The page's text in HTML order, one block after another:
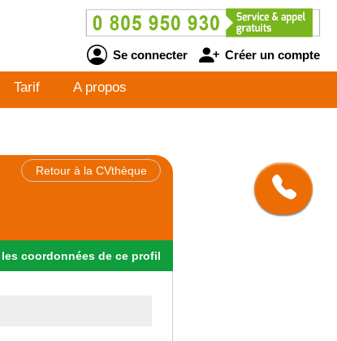
Se connecter Créer un compte
Tarif A propos
Retour à la CVthèque
les coordonnées de ce profil